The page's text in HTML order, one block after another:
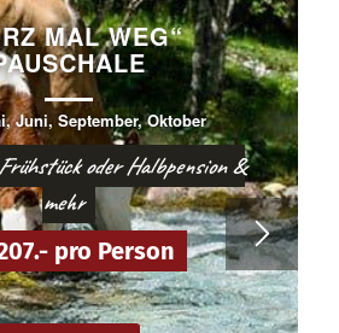
MAL WEG“
Juni, September, Oktober
oder Halbpension &
mehr
pro Person